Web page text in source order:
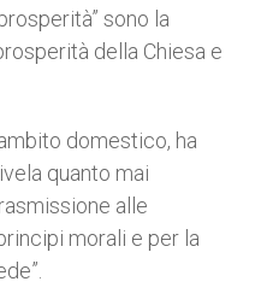
sono la
della Chiesa e
domestico, ha
quanto mai
alle
morali e per la